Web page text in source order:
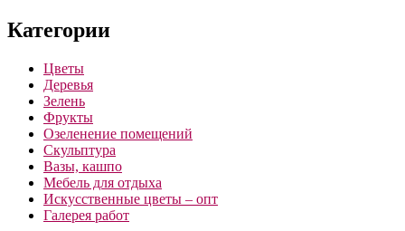
Категории
Цветы
Деревья
Зелень
Фрукты
Озеленение помещений
Скульптура
Вазы, кашпо
Мебель для отдыха
Искусственные цветы – опт
Галерея работ